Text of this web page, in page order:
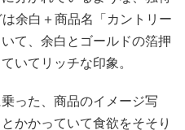
余白＋商品名「カントリー
て、余白とゴールドの箔押
いてリッチな印象。
った、商品のイメージ写
かかっていて食欲をそそり